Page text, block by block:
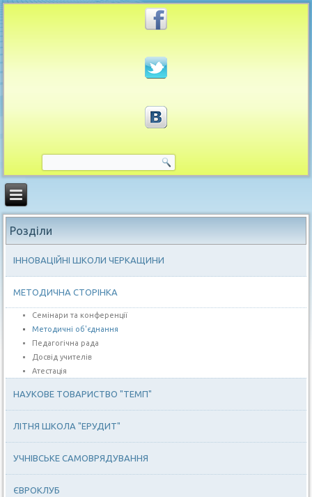
Розділи
ІННОВАЦІЙНІ ШКОЛИ ЧЕРКАЩИНИ
МЕТОДИЧНА СТОРІНКА
Семінари та конференції
Методичні об'єднання
Педагогічна рада
Досвід учителів
Атестація
НАУКОВЕ ТОВАРИСТВО "ТЕМП"
ЛІТНЯ ШКОЛА "ЕРУДИТ"
УЧНІВСЬКЕ САМОВРЯДУВАННЯ
ЄВРОКЛУБ